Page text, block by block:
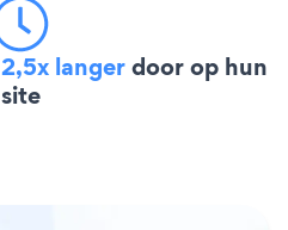
2,5x langerdoor op hun
site